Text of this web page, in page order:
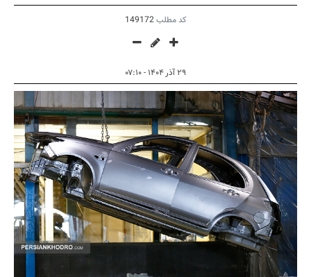
کد مطلب149172
۲۹ آذر ۱۴۰۴ - ۰۷:۱۰